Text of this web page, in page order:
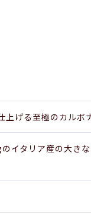
上げる至極のカルボ
イタリア産の大き